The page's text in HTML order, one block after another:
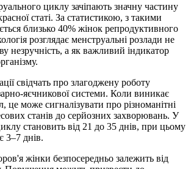
циклу зачіпають значну частину
статі. За статистикою, з такими
близько 40% жінок репродуктивного
розглядає менструальні розлади не
незручність, а як важливий індикатор
свідчать про злагоджену роботу
яєчникової системи. Коли виникає
це може сигналізувати про різноманітні
станів до серйозних захворювань. У
становить від 21 до 35 днів, при цьому
3–7 днів.
жінки безпосередньо залежить від